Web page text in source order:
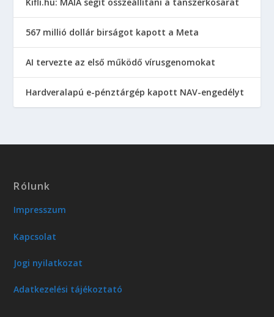
567 millió dollár birságot kapott a Meta
AI tervezte az első működő vírusgenomokat
Hardveralapú e-pénztárgép kapott NAV-engedélyt
Rólunk
Impresszum
Kapcsolat
Jogi nyilatkozat
Adatkezelési tájékoztató